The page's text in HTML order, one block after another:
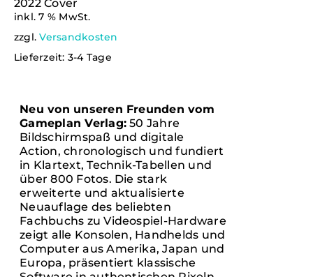
IN DEN
/
inkl. 7 % MwSt.
zzgl.Versandkosten
Lieferzeit: 3-4 Tage
Neu von unseren Freunden vom
Gameplan Verlag: 50 Jahre
Bildschirmspaß und digitale
Action, chronologisch und fundiert
in Klartext, Technik-Tabellen und
über 800 Fotos. Die stark
erweiterte und aktualisierte
Neuauflage des beliebten
Fachbuchs zu Videospiel-Hardware
zeigt alle Konsolen, Handhelds und
Computer aus Amerika, Japan und
Europa, präsentiert klassische